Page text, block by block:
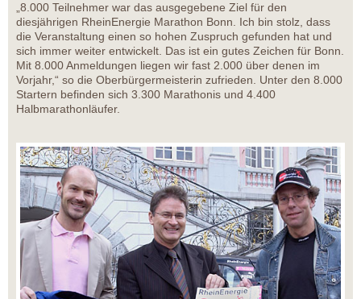
„8.000 Teilnehmer war das ausgegebene Ziel für den
diesjährigen RheinEnergie Marathon Bonn. Ich bin stolz, dass
die Veranstaltung einen so hohen Zuspruch gefunden hat und
sich immer weiter entwickelt. Das ist ein gutes Zeichen für Bonn.
Mit 8.000 Anmeldungen liegen wir fast 2.000 über denen im
Vorjahr,“ so die Oberbürgermeisterin zufrieden. Unter den 8.000
Startern befinden sich 3.300 Marathonis und 4.400
Halbmarathonläufer.